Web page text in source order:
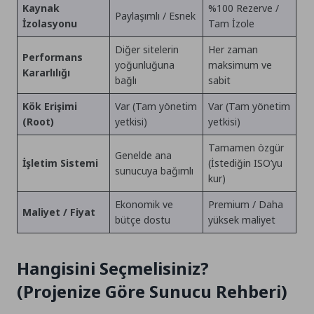
Kaynak
İzolasyonu
Paylaşımlı / Esnek
%100 Rezerve /
Tam İzole
Performans
Kararlılığı
Diğer sitelerin
yoğunluğuna
bağlı
Her zaman
maksimum ve
sabit
Kök Erişimi
(Root)
Var (Tam yönetim
yetkisi)
Var (Tam yönetim
yetkisi)
İşletim Sistemi
Genelde ana
sunucuya bağımlı
Tamamen özgür
(İstediğin ISO’yu
kur)
Maliyet / Fiyat
Ekonomik ve
bütçe dostu
Premium / Daha
yüksek maliyet
Hangisini Seçmelisiniz?
(Projenize Göre Sunucu Rehberi)